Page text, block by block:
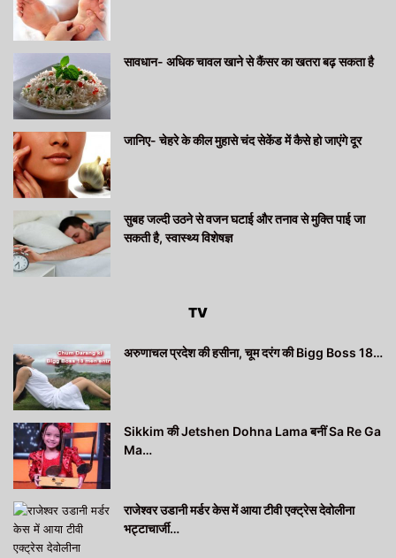
सावधान- अधिक चावल खाने से कैंसर का खतरा बढ़ सकता है
जानिए- चेहरे के कील मुहासे चंद सेकेंड में कैसे हो जाएंगे दूर
सुबह जल्दी उठने से वजन घटाई और तनाव से मुक्ति पाई जा
सकती है, स्वास्थ्य विशेषज्ञ
TV
अरुणाचल प्रदेश की हसीना, चूम दरंग की Bigg Boss 18…
Sikkim की Jetshen Dohna Lama बनीं Sa Re Ga
Ma…
राजेश्वर उडानी मर्डर केस में आया टीवी एक्ट्रेस देवोलीना
भट्टाचार्जी…